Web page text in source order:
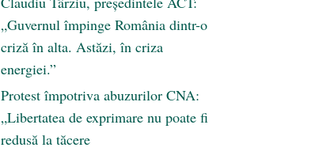
„Guvernul împinge România dintr-o
criză în alta. Astăzi, în criza
energiei.”
Protest împotriva abuzurilor CNA:
„Libertatea de exprimare nu poate fi
redusă la tăcere